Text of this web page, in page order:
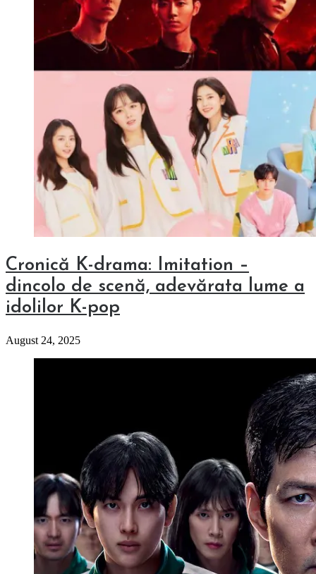
Cronică K-drama: Imitation –
dincolo de scenă, adevărata lume a
idolilor K-pop
August 24, 2025